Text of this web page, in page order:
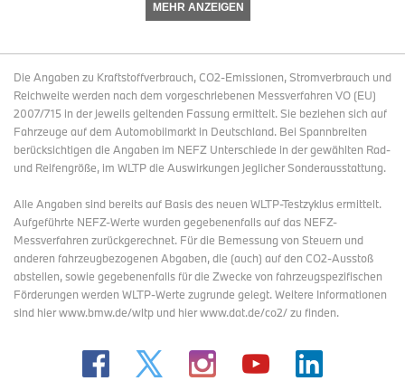
MEHR ANZEIGEN
Die Angaben zu Kraftstoffverbrauch, CO2-Emissionen, Stromverbrauch und
Reichweite werden nach dem vorgeschriebenen Messverfahren VO (EU)
2007/715 in der jeweils geltenden Fassung ermittelt. Sie beziehen sich auf
Fahrzeuge auf dem Automobilmarkt in Deutschland. Bei Spannbreiten
berücksichtigen die Angaben im NEFZ Unterschiede in der gewählten Rad-
und Reifengröße, im WLTP die Auswirkungen jeglicher Sonderausstattung.
Alle Angaben sind bereits auf Basis des neuen WLTP-Testzyklus ermittelt.
Aufgeführte NEFZ-Werte wurden gegebenenfalls auf das NEFZ-
Messverfahren zurückgerechnet. Für die Bemessung von Steuern und
anderen fahrzeugbezogenen Abgaben, die (auch) auf den CO2-Ausstoß
abstellen, sowie gegebenenfalls für die Zwecke von fahrzeugspezifischen
Förderungen werden WLTP-Werte zugrunde gelegt. Weitere Informationen
sind hier www.bmw.de/wltp und hier www.dat.de/co2/ zu finden.